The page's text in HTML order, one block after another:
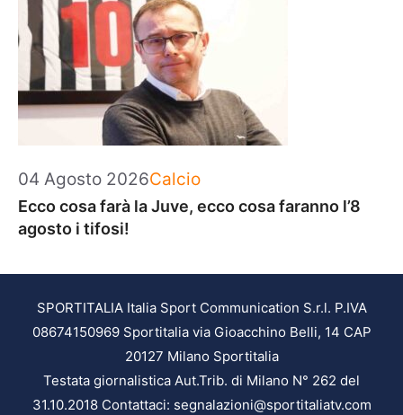
04 Agosto 2026Categorie
Calcio
Ecco cosa farà la Juve, ecco cosa faranno l’8
agosto i tifosi!
SPORTITALIA Italia Sport Communication S.r.l. P.IVA
08674150969 Sportitalia via Gioacchino Belli, 14 CAP
20127 Milano Sportitalia
Testata giornalistica Aut.Trib. di Milano N° 262 del
31.10.2018 Contattaci: segnalazioni@sportitaliatv.com